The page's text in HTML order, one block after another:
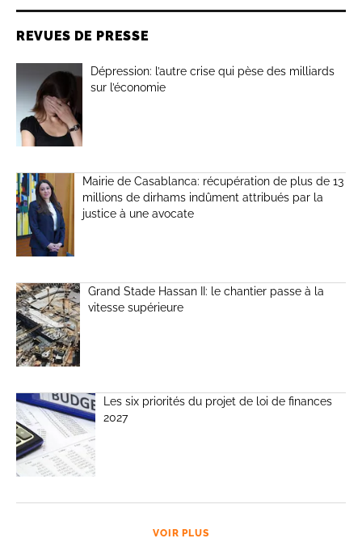
REVUES DE PRESSE
Dépression: l’autre crise qui pèse des milliards
sur l’économie
Mairie de Casablanca: récupération de plus de 13
millions de dirhams indûment attribués par la
justice à une avocate
Grand Stade Hassan II: le chantier passe à la
vitesse supérieure
Les six priorités du projet de loi de finances
2027
VOIR PLUS